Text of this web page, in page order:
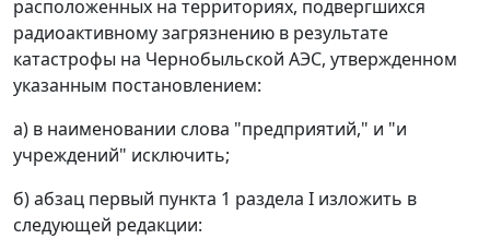
расположенных на территориях, подвергшихся
радиоактивному загрязнению в результате
катастрофы на Чернобыльской АЭС, утвержденном
указанным постановлением:
а) в наименовании слова "предприятий," и "и
учреждений" исключить;
б) абзац первый пункта 1 раздела I изложить в
следующей редакции: